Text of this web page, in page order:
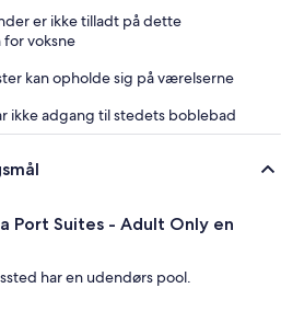
er ikke tilladt på dette
voksne
kan opholde sig på værelserne
ikke adgang til stedets boblebad
Port Suites - Adult Only en
har en udendørs pool.